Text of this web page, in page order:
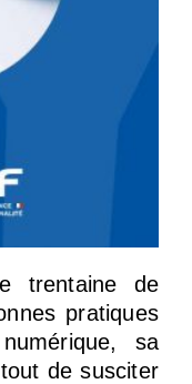
trentaine de
pratiques
sa
de susciter